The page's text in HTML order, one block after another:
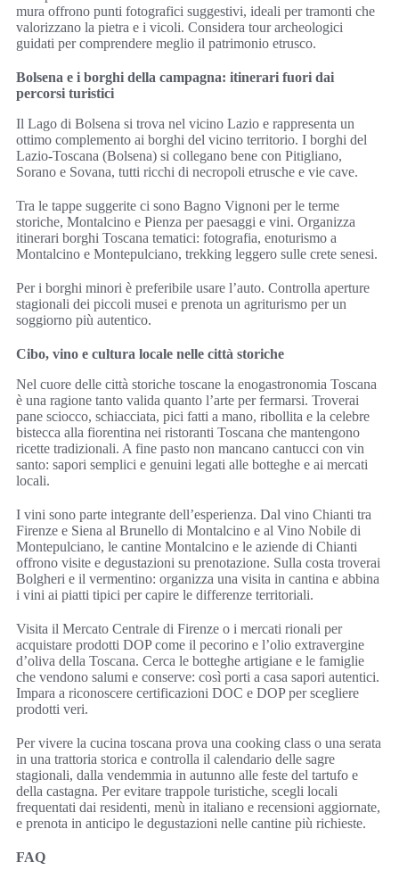
mura offrono punti fotografici suggestivi, ideali per tramonti che
valorizzano la pietra e i vicoli. Considera tour archeologici
guidati per comprendere meglio il patrimonio etrusco.
Bolsena e i borghi della campagna: itinerari fuori dai
percorsi turistici
Il Lago di Bolsena si trova nel vicino Lazio e rappresenta un
ottimo complemento ai borghi del vicino territorio. I borghi del
Lazio-Toscana (Bolsena) si collegano bene con Pitigliano,
Sorano e Sovana, tutti ricchi di necropoli etrusche e vie cave.
Tra le tappe suggerite ci sono Bagno Vignoni per le terme
storiche, Montalcino e Pienza per paesaggi e vini. Organizza
itinerari borghi Toscana tematici: fotografia, enoturismo a
Montalcino e Montepulciano, trekking leggero sulle crete senesi.
Per i borghi minori è preferibile usare l’auto. Controlla aperture
stagionali dei piccoli musei e prenota un agriturismo per un
soggiorno più autentico.
Cibo, vino e cultura locale nelle città storiche
Nel cuore delle città storiche toscane la enogastronomia Toscana
è una ragione tanto valida quanto l’arte per fermarsi. Troverai
pane sciocco, schiacciata, pici fatti a mano, ribollita e la celebre
bistecca alla fiorentina nei ristoranti Toscana che mantengono
ricette tradizionali. A fine pasto non mancano cantucci con vin
santo: sapori semplici e genuini legati alle botteghe e ai mercati
locali.
I vini sono parte integrante dell’esperienza. Dal vino Chianti tra
Firenze e Siena al Brunello di Montalcino e al Vino Nobile di
Montepulciano, le cantine Montalcino e le aziende di Chianti
offrono visite e degustazioni su prenotazione. Sulla costa troverai
Bolgheri e il vermentino: organizza una visita in cantina e abbina
i vini ai piatti tipici per capire le differenze territoriali.
Visita il Mercato Centrale di Firenze o i mercati rionali per
acquistare prodotti DOP come il pecorino e l’olio extravergine
d’oliva della Toscana. Cerca le botteghe artigiane e le famiglie
che vendono salumi e conserve: così porti a casa sapori autentici.
Impara a riconoscere certificazioni DOC e DOP per scegliere
prodotti veri.
Per vivere la cucina toscana prova una cooking class o una serata
in una trattoria storica e controlla il calendario delle sagre
stagionali, dalla vendemmia in autunno alle feste del tartufo e
della castagna. Per evitare trappole turistiche, scegli locali
frequentati dai residenti, menù in italiano e recensioni aggiornate,
e prenota in anticipo le degustazioni nelle cantine più richieste.
FAQ